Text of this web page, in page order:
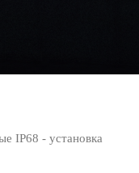
IP68 - установка